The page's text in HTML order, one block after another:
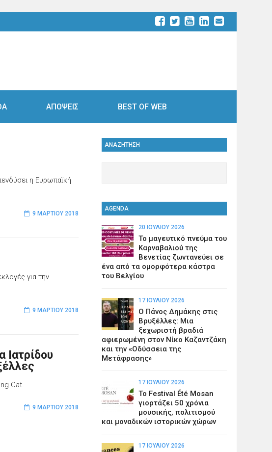
ΑΠΟΨΕΙΣ BEST OF WEB
η Ευρωπαϊκή
9 ΜΑΡΤΊΟΥ 2018
για την
9 ΜΑΡΤΊΟΥ 2018
Ιατρίδου
Cat.
9 ΜΑΡΤΊΟΥ 2018
ΑΝΑΖΗΤΗΣΗ
AGENDA
20 ΙΟΥΛΊΟΥ 2026
Το μαγευτικό πνεύμα του
Καρναβαλιού της
Βενετίας ζωντανεύει σε
ένα από τα ομορφότερα κάστρα
του Βελγίου
17 ΙΟΥΛΊΟΥ 2026
Ο Πάνος Δημάκης στις
Βρυξέλλες: Μια
ξεχωριστή βραδιά
αφιερωμένη στον Νίκο Καζαντζάκη
και την «Οδύσσεια της
Μετάφρασης»
17 ΙΟΥΛΊΟΥ 2026
Το Festival Été Mosan
γιορτάζει 50 χρόνια
μουσικής, πολιτισμού
και μοναδικών ιστορικών χώρων
17 ΙΟΥΛΊΟΥ 2026